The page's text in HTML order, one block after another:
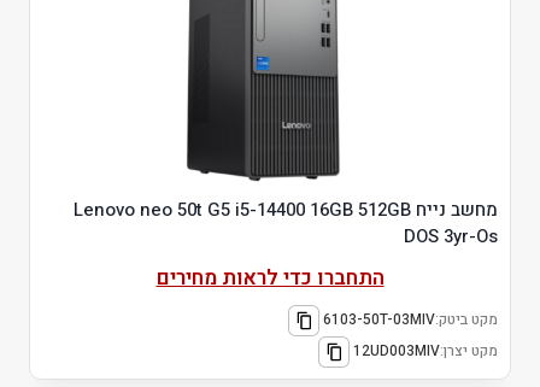
מחשב נייח Lenovo neo 50t G5 i5-14400 16GB 512GB
DOS 3yr-Os
התחברו כדי לראות מחירים
מקט ביטק:6103-50T-03MIV
מקט יצרן:12UD003MIV